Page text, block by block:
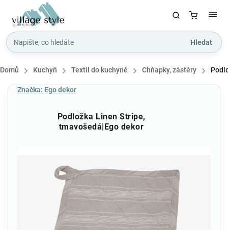
Hledat
Domů / Kuchyň / Textil do kuchyně / Chňapky, zástěry /
Podložka Linen Stripe,
tmavošedá|Ego dekor
Značka: Ego dekor